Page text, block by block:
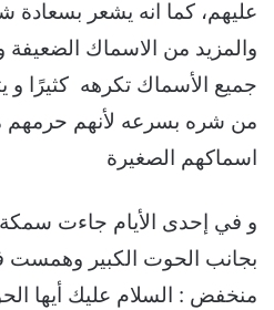
عليهم، كما انه يشعر بسعادة
والمزيد من الاسماك
جميع الأسماك تكرهه كثيرًا و
من شره بسرعه لأنهم حرمهم
اسماكهم الصغيرة
و في إحدى الأيام جاءت
بجانب الحوت الكبير وهمست
منخفض : السلام عليك أيها